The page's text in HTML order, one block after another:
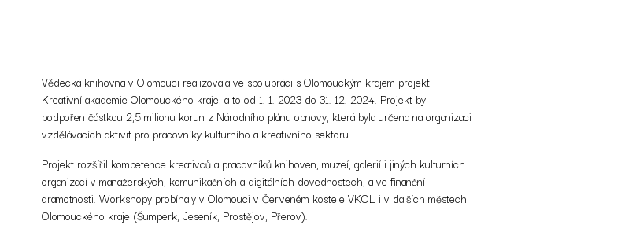
Vědecká knihovna v Olomouci realizovala ve spolupráci s Olomouckým krajem projekt
Kreativní akademie Olomouckého kraje, a to od 1. 1. 2023 do 31. 12. 2024. Projekt byl
podpořen částkou 2,5 milionu korun z Národního plánu obnovy, která byla určena na organizaci
vzdělávacích aktivit pro pracovníky kulturního a kreativního sektoru.
Projekt rozšířil kompetence kreativců a pracovníků knihoven, muzeí, galerií i jiných kulturních
organizací v manažerských, komunikačních a digitálních dovednostech, a ve finanční
gramotnosti. Workshopy probíhaly v Olomouci v Červeném kostele VKOL i v dalších městech
Olomouckého kraje (Šumperk, Jeseník, Prostějov, Přerov).